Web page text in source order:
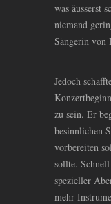
was äusserst
niemand
Sängerin von
Jedoch
zu sein. Er
besinnlichen
vorbereiten
sollte.
spezieller
mehr